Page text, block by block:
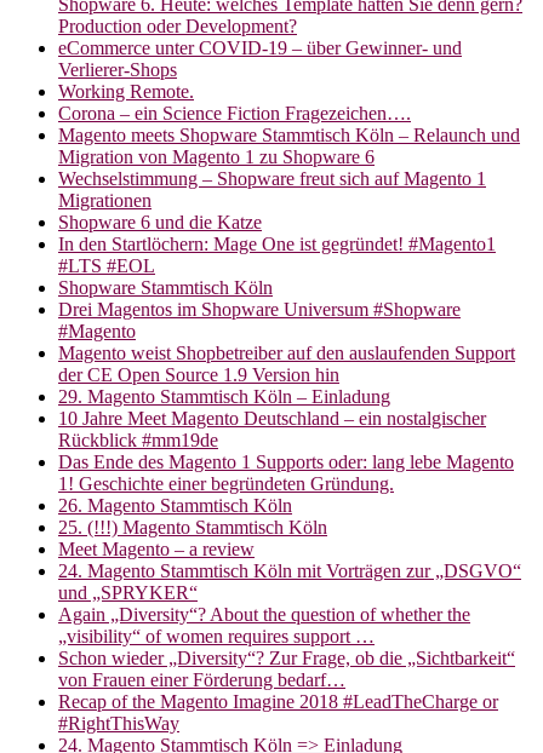
Shopware 6. Heute: welches Template hätten Sie denn gern?
Production oder Development?
eCommerce unter COVID-19 – über Gewinner- und
Verlierer-Shops
Working Remote.
Corona – ein Science Fiction Fragezeichen….
Magento meets Shopware Stammtisch Köln – Relaunch und
Migration von Magento 1 zu Shopware 6
Wechselstimmung – Shopware freut sich auf Magento 1
Migrationen
Shopware 6 und die Katze
In den Startlöchern: Mage One ist gegründet! #Magento1
#LTS #EOL
Shopware Stammtisch Köln
Drei Magentos im Shopware Universum #Shopware
#Magento
Magento weist Shopbetreiber auf den auslaufenden Support
der CE Open Source 1.9 Version hin
29. Magento Stammtisch Köln – Einladung
10 Jahre Meet Magento Deutschland – ein nostalgischer
Rückblick #mm19de
Das Ende des Magento 1 Supports oder: lang lebe Magento
1! Geschichte einer begründeten Gründung.
26. Magento Stammtisch Köln
25. (!!!) Magento Stammtisch Köln
Meet Magento – a review
24. Magento Stammtisch Köln mit Vorträgen zur „DSGVO“
und „SPRYKER“
Again „Diversity“? About the question of whether the
„visibility“ of women requires support …
Schon wieder „Diversity“? Zur Frage, ob die „Sichtbarkeit“
von Frauen einer Förderung bedarf…
Recap of the Magento Imagine 2018 #LeadTheCharge or
#RightThisWay
24. Magento Stammtisch Köln => Einladung